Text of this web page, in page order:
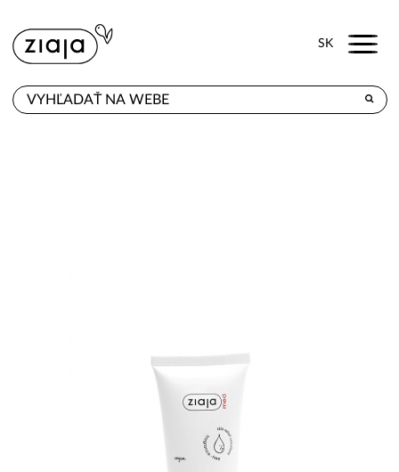
SK Menu